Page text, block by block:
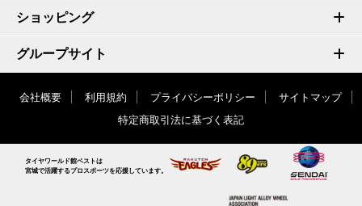
ショッピング
グループサイト
会社概要 利用規約 プライバシーポリシー
サイトマップ
特定商取引法に基づく表記
タイヤワールド館ベストは
宮城で活躍するプロスポーツを応援しています。